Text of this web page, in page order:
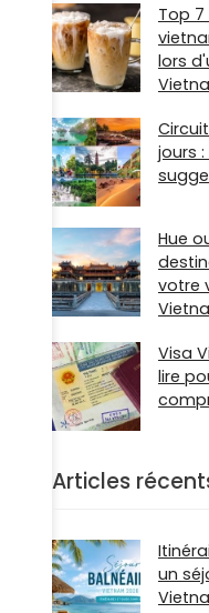
Top
lors
jours
Hue
votre
Visa
lire
Articles
un